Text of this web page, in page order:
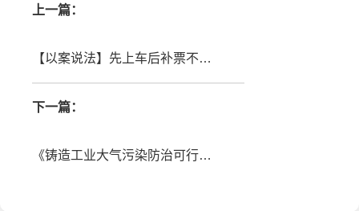
上一篇：
【以案说法】先上车后补票不可行，处罚25万元
下一篇：
《铸造工业大气污染防治可行技术指南》标准发布，6.1日起实施